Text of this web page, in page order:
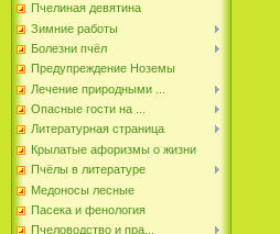
Пчелиная девятина
Зимние работы
Болезни пчёл
Предупреждение Ноземы
Лечение природными ...
Опасные гости на ...
Литературная страница
Крылатые афоризмы о жизни
Пчёлы в литературе
Медоносы лесные
Пасека и фенология
Пчеловодство и пра...